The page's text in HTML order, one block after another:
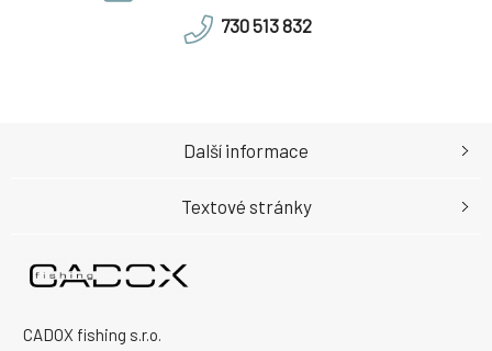
730 513 832
CADOX fishing s.r.o.
Další informace
Textové stránky